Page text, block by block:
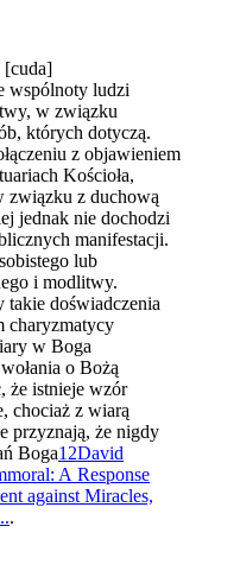
wspólnoty ludzi
w związku
których dotyczą.
z objawieniem
Kościoła,
związku z duchową
jednak nie dochodzi
manifestacji.
lub
i modlitwy.
takie doświadczenia
charyzmatycy
w Boga
o Bożą
że istnieje wzór
chociaż z wiarą
przyznają, że nigdy
Boga12David
A Response
against Miracles,
.